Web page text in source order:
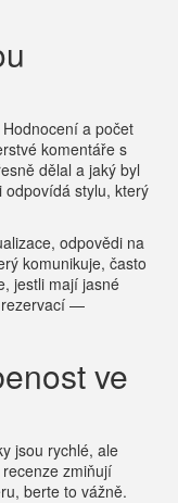
a počet
komentáře s
dělal a jaký byl
stylu, který
odpovědi na
komunikuje, často
jestli mají jasné
rezervací —
ve
jsou rychlé, ale
zmiňují
berte to vážně.